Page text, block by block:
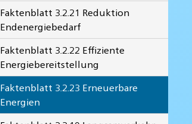
Faktenblatt 3.2.21 Reduktion
Endenergiebedarf
Faktenblatt 3.2.22 Effiziente
Energiebereitstellung
Faktenblatt 3.2.23 Erneuerbare
Energien